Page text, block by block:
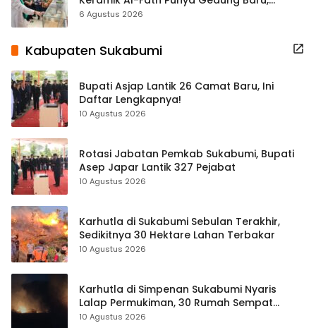
Hampir 500 Koleksi Dipisahkan
6 Agustus 2026
Kabupaten Sukabumi
Bupati Asjap Lantik 26 Camat Baru, Ini
Daftar Lengkapnya!
10 Agustus 2026
Rotasi Jabatan Pemkab Sukabumi, Bupati
Asep Japar Lantik 327 Pejabat
10 Agustus 2026
Karhutla di Sukabumi Sebulan Terakhir,
Sedikitnya 30 Hektare Lahan Terbakar
10 Agustus 2026
Karhutla di Simpenan Sukabumi Nyaris
Lalap Permukiman, 30 Rumah Sempat
Terancam
10 Agustus 2026